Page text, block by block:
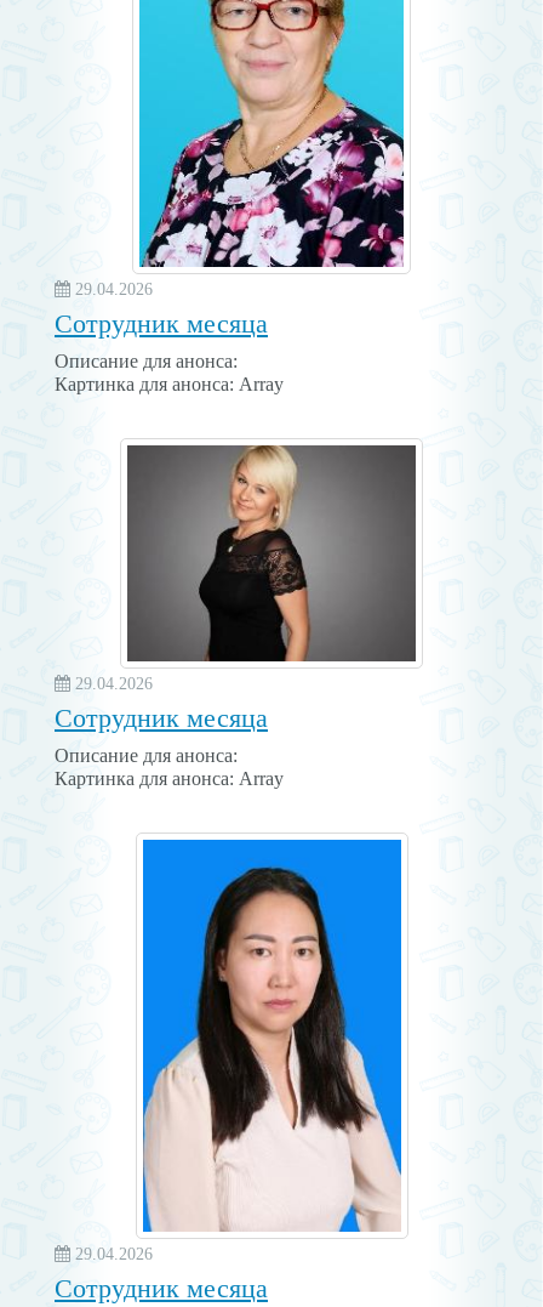
29.04.2026
Сотрудник месяца
Описание для анонса:
Картинка для анонса: Array
29.04.2026
Сотрудник месяца
Описание для анонса:
Картинка для анонса: Array
29.04.2026
Сотрудник месяца